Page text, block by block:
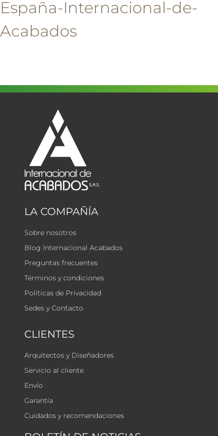
España-Internacional-de-
Acabados
LA COMPAÑÍA
Sobre nosotros
Blog Internacional Acabados
Preguntas frecuentes
Términos y condiciones
Políticas de Privacidad
Sedes y Contacto
CLIENTES
Arquitectos y Diseñadores
Servicio al cliente
Envío
Garantía
Cuidados y recomendaciones